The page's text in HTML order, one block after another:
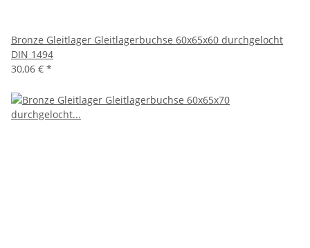
Bronze Gleitlager Gleitlagerbuchse 60x65x60 durchgelocht
DIN 1494
30,06 € *